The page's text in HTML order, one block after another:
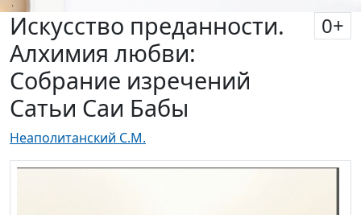
Искусство преданности.
Алхимия любви:
Собрание изречений
Сатьи Саи Бабы
0+
Неаполитанский С.М.